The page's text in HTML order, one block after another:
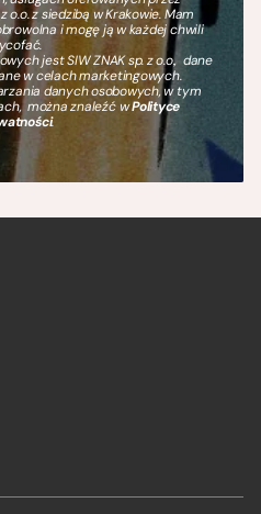
o.o. z siedzibą w Krakowie. Mam
i mogę ją w każdej chwili
jest SIW ZNAK sp. z o.o., dane
w celach marketingowych.
danych osobowych, w tym
można znaleźć wPolityce
.